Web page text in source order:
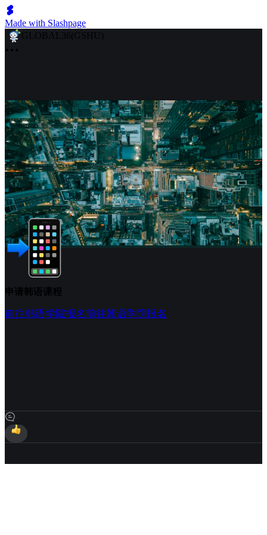
Made with Slashpage
GLOBAL36(GSHU)
申请韩语课程
前往韩语学院报名前往韩语学院报名